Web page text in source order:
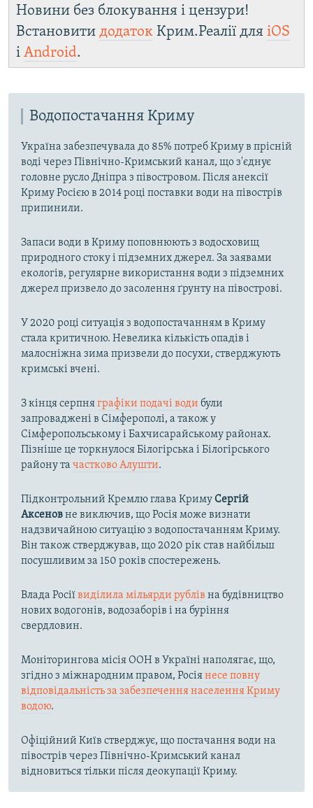
Новини без блокування і цензури!
Встановити додаток Крим.Реалії для iOS
і Android.
Водопостачання Криму
Україна забезпечувала до 85% потреб Криму в прісній
воді через Північно-Кримський канал, що з'єднує
головне русло Дніпра з півостровом. Після анексії
Криму Росією в 2014 році поставки води на півострів
припинили.
Запаси води в Криму поповнюють з водосховищ
природного стоку і підземних джерел. За заявами
екологів, регулярне використання води з підземних
джерел призвело до засолення ґрунту на півострові.
У 2020 році ситуація з водопостачанням в Криму
стала критичною. Невелика кількість опадів і
малосніжна зима призвели до посухи, стверджують
кримські вчені.
З кінця серпняграфіки подачі води були
запроваджені в Сімферополі, а також у
Сімферопольському і Бахчисарайському районах.
Пізніше це торкнулося Білогірська і Білогірського
району та частково Алушти.
Підконтрольний Кремлю глава КримуСергій
Аксеновне виключив, що Росія може визнати
надзвичайною ситуацію з водопостачанням Криму.
Він також стверджував, що 2020 рік став найбільш
посушливим за 150 років спостережень.
Влада Росіївиділила мільярди рублів на будівництво
нових водогонів, водозаборів і на буріння
свердловин.
Моніторингова місія ООН в Україні наполягає, що,
згідно з міжнародним правом, Росіянесе повну
відповідальність за забезпечення населення Криму
водою.
Офіційний Київ стверджує, що постачання води на
півострів через Північно-Кримський канал
відновиться тільки після деокупації Криму.